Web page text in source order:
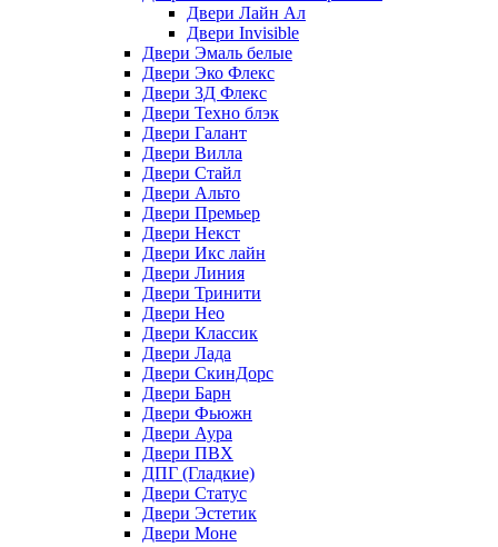
Двери Лайн Ал
Двери Invisible
Двери Эмаль белые
Двери Эко Флекс
Двери 3Д Флекс
Двери Техно блэк
Двери Галант
Двери Вилла
Двери Стайл
Двери Альто
Двери Премьер
Двери Некст
Двери Икс лайн
Двери Линия
Двери Тринити
Двери Нео
Двери Классик
Двери Лада
Двери СкинДорс
Двери Барн
Двери Фьюжн
Двери Аура
Двери ПВХ
ДПГ (Гладкие)
Двери Статус
Двери Эстетик
Двери Моне